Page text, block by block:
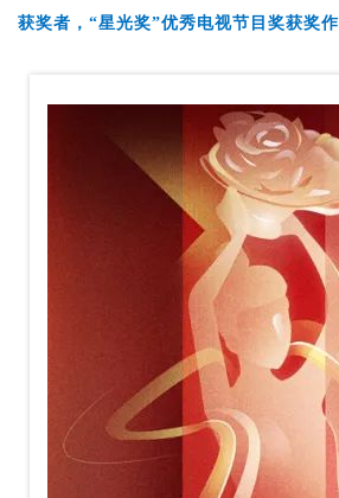
获奖者，“星光奖”优秀电视节目奖获奖作